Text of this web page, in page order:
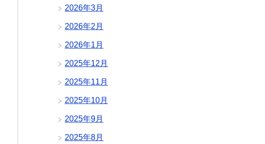
2026年3月
2026年2月
2026年1月
2025年12月
2025年11月
2025年10月
2025年9月
2025年8月